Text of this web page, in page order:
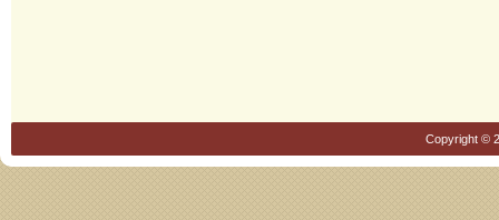
Copyright ©